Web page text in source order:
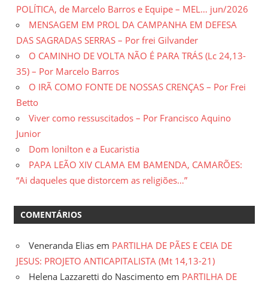
POLÍTICA, de Marcelo Barros e Equipe – MEL… jun/2026
MENSAGEM EM PROL DA CAMPANHA EM DEFESA
DAS SAGRADAS SERRAS – Por frei Gilvander
O CAMINHO DE VOLTA NÃO É PARA TRÁS (Lc 24,13-
35) – Por Marcelo Barros
O IRÃ COMO FONTE DE NOSSAS CRENÇAS – Por Frei
Betto
Viver como ressuscitados – Por Francisco Aquino
Junior
Dom Ionilton e a Eucaristia
PAPA LEÃO XIV CLAMA EM BAMENDA, CAMARÕES:
“Ai daqueles que distorcem as religiões…”
COMENTÁRIOS
Veneranda Elias em PARTILHA DE PÃES E CEIA DE
JESUS: PROJETO ANTICAPITALISTA (Mt 14,13-21)
Helena Lazzaretti do Nascimento em PARTILHA DE